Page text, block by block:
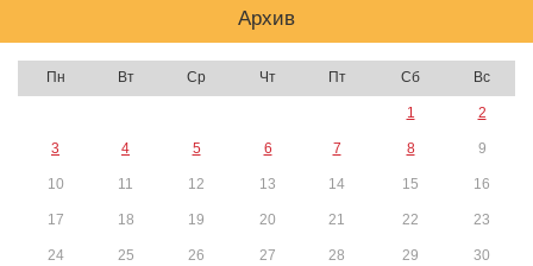
Архив
Пн Вт Ср Чт Пт Сб Вс
1 2
3 4 5 6 7 8 9
10 11 12 13 14 15 16
17 18 19 20 21 22 23
24 25 26 27 28 29 30